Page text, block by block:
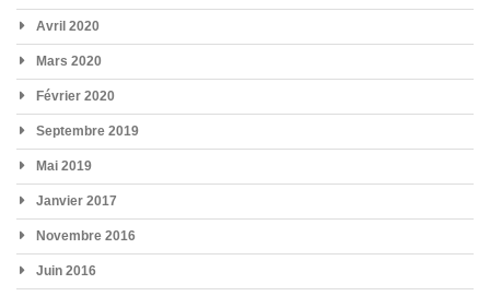
Avril 2020
Mars 2020
Février 2020
Septembre 2019
Mai 2019
Janvier 2017
Novembre 2016
Juin 2016